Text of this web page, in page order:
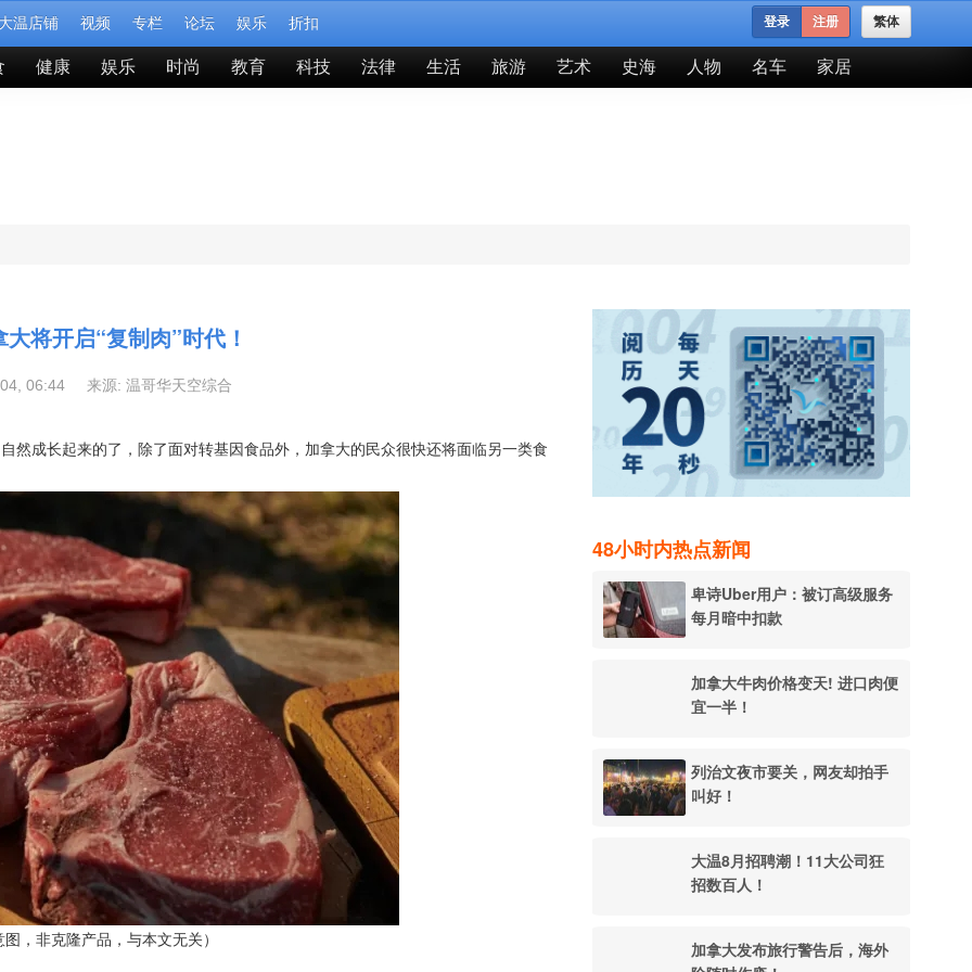
温店铺 视频 专栏 论坛 娱乐 折扣 繁体
登录 注册
健康 娱乐 时尚 教育 科技 法律 生活 旅游 艺术 史海 人物 名车 家居
将开启“复制肉”时代！
04, 06:44 来源: 温哥华天空综合
然成长起来的了，除了面对转基因食品外，加拿大的民众很快还将面临另一类食
，非克隆产品，与本文无关）
48小时内热点新闻
卑诗Uber用户：被订高级服务
每月暗中扣款
加拿大牛肉价格变天! 进口肉便
宜一半！
列治文夜市要关，网友却拍手
叫好！
大温8月招聘潮！11大公司狂
招数百人！
加拿大发布旅行警告后，海外